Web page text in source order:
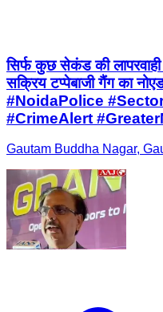
सिर्फ कुछ सेकंड की
सक्रिय टप्पेबाजी गैंग का
#NoidaPolice
#CrimeAlert
Gautam Buddha Nagar,